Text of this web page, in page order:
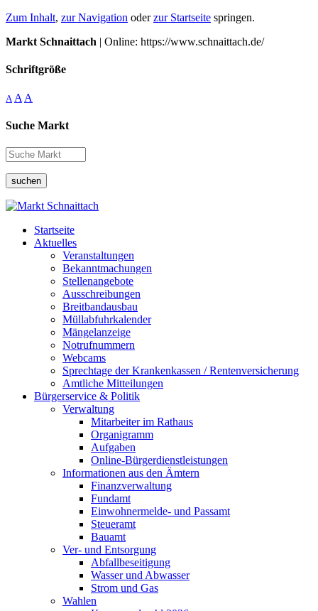
Zum Inhalt, zur Navigation oderzur Startseite springen.
Markt Schnaittach | Online: https://www.schnaittach.de/
Schriftgröße
A A A
Suche Markt
suchen
Startseite
Aktuelles
Veranstaltungen
Bekanntmachungen
Stellenangebote
Ausschreibungen
Breitbandausbau
Müllabfuhrkalender
Mängelanzeige
Notrufnummern
Webcams
Sprechtage der Krankenkassen / Rentenversicherung
Amtliche Mitteilungen
Bürgerservice & Politik
Verwaltung
Mitarbeiter im Rathaus
Organigramm
Aufgaben
Online-Bürgerdienstleistungen
Informationen aus den Ämtern
Finanzverwaltung
Fundamt
Einwohnermelde- und Passamt
Steueramt
Bauamt
Ver- und Entsorgung
Abfallbeseitigung
Wasser und Abwasser
Strom und Gas
Wahlen